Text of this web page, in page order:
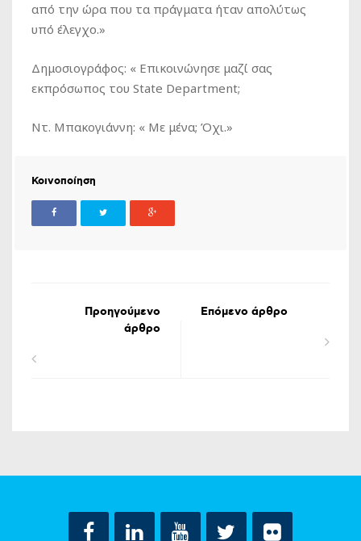
από την ώρα που τα πράγματα ήταν απολύτως
υπό έλεγχο.»
Δημοσιογράφος: « Επικοινώνησε μαζί σας
εκπρόσωπος του State Department;
Ντ. Μπακογιάννη: « Με μένα; Όχι.»
Κοινοποίηση
Προηγούμενο
άρθρο
Επόμενο άρθρο